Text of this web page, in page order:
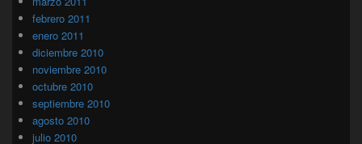
febrero 2011
enero 2011
diciembre 2010
noviembre 2010
octubre 2010
septiembre 2010
agosto 2010
julio 2010